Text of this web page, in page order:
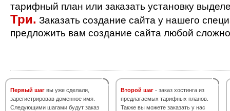
тарифный план или заказать установку
Три. Заказать создание сайта у нашего
предложить вам создание сайта любой
Первый шаг вы уже сделали,
зарегистрировав доменное имя.
Следующими шагами будут заказ
Второй шаг - заказ хостинга из
предлагаемых тарифных планов.
Также вы можете заказать у нас